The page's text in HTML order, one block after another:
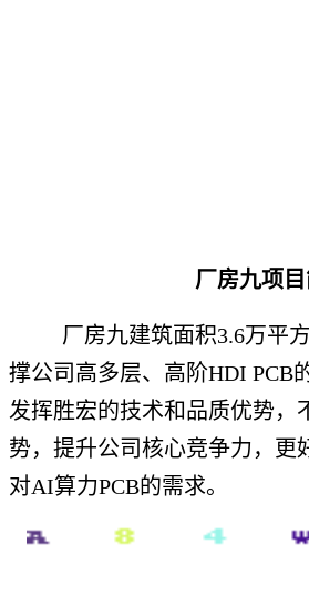
厂房九项
厂房九建筑面积3.6万平
撑公司高多层、高阶HDI PCB
发挥胜宏的技术和品质优势，
势，提升公司核心竞争力，更
对AI算力PCB的需求。